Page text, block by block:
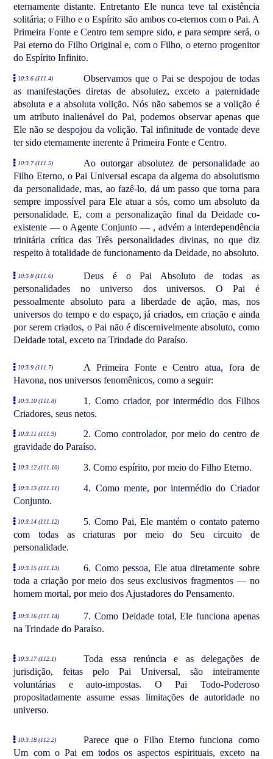
eternamente distante. Entretanto Ele nunca teve tal existência
solitária; o Filho e o Espírito são ambos co-eternos com o Pai. A
Primeira Fonte e Centro tem sempre sido, e para sempre será, o
Pai eterno do Filho Original e, com o Filho, o eterno progenitor
do Espírito Infinito.
10:3.6 (111.4)
Observamos que o Pai se despojou de todas
as manifestações diretas de absolutez, exceto a paternidade
absoluta e a absoluta volição. Nós não sabemos se a volição é
um atributo inalienável do Pai, podemos observar apenas que
Ele não se despojou da volição. Tal infinitude de vontade deve
ter sido eternamente inerente à Primeira Fonte e Centro.
10:3.7 (111.5)
Ao outorgar absolutez de personalidade ao
Filho Eterno, o Pai Universal escapa da algema do absolutismo
da personalidade, mas, ao fazê-lo, dá um passo que torna para
sempre impossível para Ele atuar a sós, como um absoluto da
personalidade. E, com a personalização final da Deidade co-
existente — o Agente Conjunto — , advém a interdependência
trinitária crítica das Três personalidades divinas, no que diz
respeito à totalidade de funcionamento da Deidade, no absoluto.
10:3.8 (111.6)
Deus é o Pai Absoluto de todas as
personalidades no universo dos universos. O Pai é
pessoalmente absoluto para a liberdade de ação, mas, nos
universos do tempo e do espaço, já criados, em criação e ainda
por serem criados, o Pai não é discernivelmente absoluto, como
Deidade total, exceto na Trindade do Paraíso.
10:3.9 (111.7)
A Primeira Fonte e Centro atua, fora de
Havona, nos universos fenomênicos, como a seguir:
10:3.10 (111.8)
1. Como criador, por intermédio dos Filhos
Criadores, seus netos.
10:3.11 (111.9)
2. Como controlador, por meio do centro de
gravidade do Paraíso.
10:3.12 (111.10) 3. Como espírito, por meio do Filho Eterno.
10:3.13 (111.11)
4. Como mente, por intermédio do Criador
Conjunto.
10:3.14 (111.12)
5. Como Pai, Ele mantém o contato paterno
com todas as criaturas por meio do Seu circuito de
personalidade.
10:3.15 (111.13)
6. Como pessoa, Ele atua diretamente sobre
toda a criação por meio dos seus exclusivos fragmentos — no
homem mortal, por meio dos Ajustadores do Pensamento.
10:3.16 (111.14)
7. Como Deidade total, Ele funciona apenas
na Trindade do Paraíso.
10:3.17 (112.1)
Toda essa renúncia e as delegações de
jurisdição, feitas pelo Pai Universal, são inteiramente
voluntárias e auto-impostas. O Pai Todo-Poderoso
propositadamente assume essas limitações de autoridade no
universo.
10:3.18 (112.2)
Parece que o Filho Eterno funciona como
Um com o Pai em todos os aspectos espirituais, exceto na